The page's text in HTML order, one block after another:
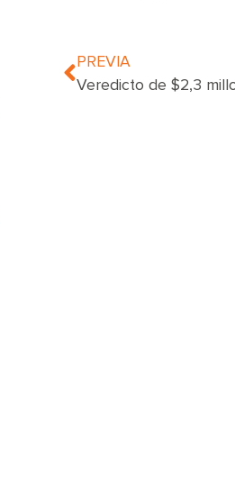
PREVIA